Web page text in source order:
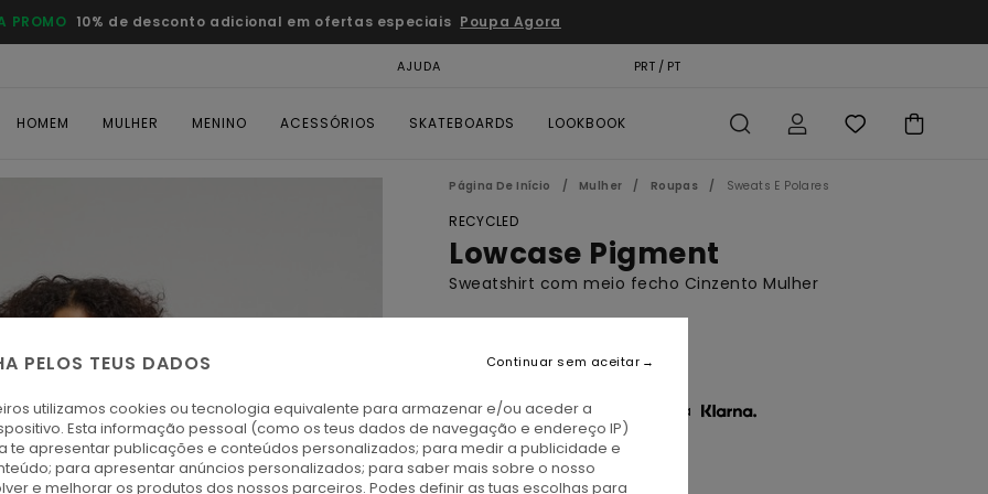
PROMO 10% de desconto adicional em ofertas especiais Poupa Agora
AJUDA PRT / PT
HOMEM MULHER MENINO ACESSÓRIOS SKATEBOARDS LOOKBOOK
Página De Início Mulher Roupas Sweats E Polares
RECYCLED
Lowcase Pigment
Sweatshirt com meio fecho Cinzento Mulher
€ 70,00
Paga 3 x € 23,33 sem juros com a
CorDark Slate
PELOS TEUS DADOS
utilizamos cookies ou tecnologia equivalente para armazenar e/ou aceder a
Esta informação pessoal (como os teus dados de navegação e endereço IP)
te apresentar publicações e conteúdos personalizados; para medir a publicidade e
para apresentar anúncios personalizados; para saber mais sobre o nosso
e melhorar os produtos dos nossos parceiros. Podes definir as tuas escolhas para
Continuar sem aceitar